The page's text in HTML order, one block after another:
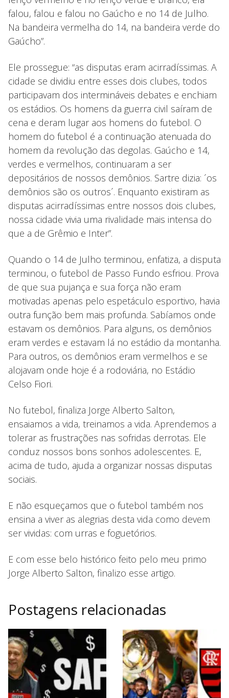
falou, falou e falou no Gaúcho e no 14 de Julho.
Na bandeira vermelha do 14, na bandeira verde do
Gaúcho”.
Ele prossegue: “as disputas eram acirradíssimas. A
cidade se dividiu entre esses dois clubes, todos
participavam dos intermináveis debates e enchiam
os estádios. Os homens da guerra civil saíram de
cena e deram lugar aos homens do futebol. O
homem do futebol é a continuação atenuada do
homem da revolução das degolas. Gaúcho e 14,
verdes e vermelhos, continuaram a ser
depositários de nossos demônios. Sartre dizia: ´os
demônios são os outros´. Enquanto existiram as
disputas acirradíssimas entre nossos dois clubes,
nossa cidade vivia uma rivalidade mais intensa do
que a de Grêmio e Inter”.
Quando o 14 de Julho terminou, enfatiza, a disputa
terminou, o futebol de Passo Fundo esfriou. Prova
de que sua pujança e sua força não eram
motivadas apenas pelo espetáculo esportivo, havia
outra função bem mais profunda. Sabíamos onde
estavam os demônios. Para alguns, os demônios
eram verdes e estavam lá no estádio da montanha.
Para outros, os demônios eram vermelhos e se
alojavam onde hoje é a rodoviária, no Estádio
Celso Fiori.
No futebol, finaliza Jorge Alberto Salton,
ensaiamos a vida, treinamos a vida. Aprendemos a
tolerar as frustrações nas sofridas derrotas. Ele
conduz nossos bons sonhos adolescentes. E,
acima de tudo, ajuda a organizar nossas disputas
sociais.
E não esqueçamos que o futebol também nos
ensina a viver as alegrias desta vida como devem
ser vividas: com urras e foguetórios.
E com esse belo histórico feito pelo meu primo
Jorge Alberto Salton, finalizo esse artigo.
Postagens relacionadas